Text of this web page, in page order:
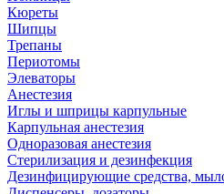
Кюреты
Шипцы
Трепаны
Периотомы
Элеваторы
Анестезия
Иглы и шприцы карпульные
Карпульная анестезия
Одноразовая анестезия
Стерилизация и дезинфекция
Дезинфицирующие средства,